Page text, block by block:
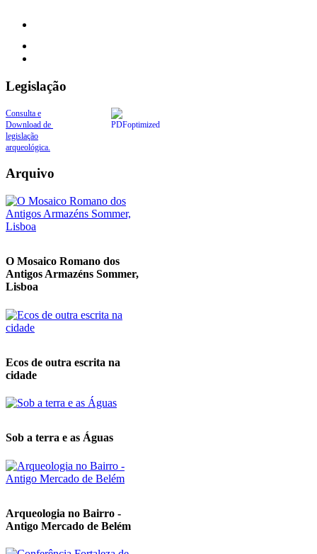
Legislação
Consulta e
Download de
legislação
arqueológica.
Arquivo
O Mosaico Romano dos
Antigos Armazéns Sommer,
Lisboa
Ecos de outra escrita na
cidade
Sob a terra e as Águas
Arqueologia no Bairro -
Antigo Mercado de Belém